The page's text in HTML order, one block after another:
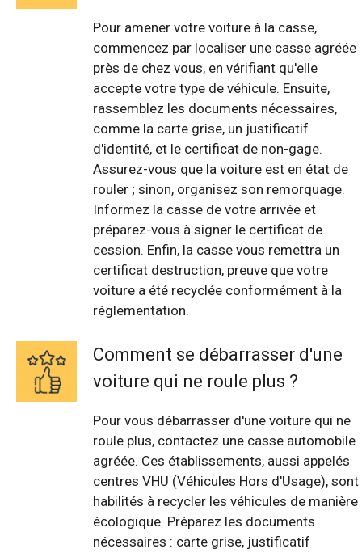
Pour amener votre voiture à la casse,
commencez par localiser une casse agréée
près de chez vous, en vérifiant qu'elle
accepte votre type de véhicule. Ensuite,
rassemblez les documents nécessaires,
comme la carte grise, un justificatif
d'identité, et le certificat de non-gage.
Assurez-vous que la voiture est en état de
rouler ; sinon, organisez son remorquage.
Informez la casse de votre arrivée et
préparez-vous à signer le certificat de
cession. Enfin, la casse vous remettra un
certificat destruction, preuve que votre
voiture a été recyclée conformément à la
réglementation.
Comment se débarrasser d'une
voiture qui ne roule plus ?
Pour vous débarrasser d'une voiture qui ne
roule plus, contactez une casse automobile
agréée. Ces établissements, aussi appelés
centres VHU (Véhicules Hors d'Usage), sont
habilités à recycler les véhicules de manière
écologique. Préparez les documents
nécessaires : carte grise, justificatif